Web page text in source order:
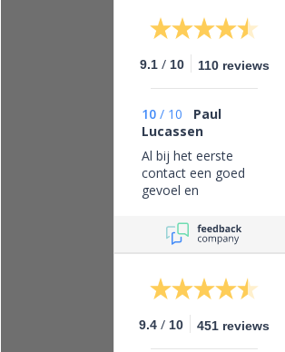
9.1 / 10 110 reviews
10 / 10
Paul
Lucassen
Al bij het eerste
contact een goed
gevoel en
bedrijf, eerlijk zaken
doen en leveren wat
je belooft.
9.4 / 10 451 reviews